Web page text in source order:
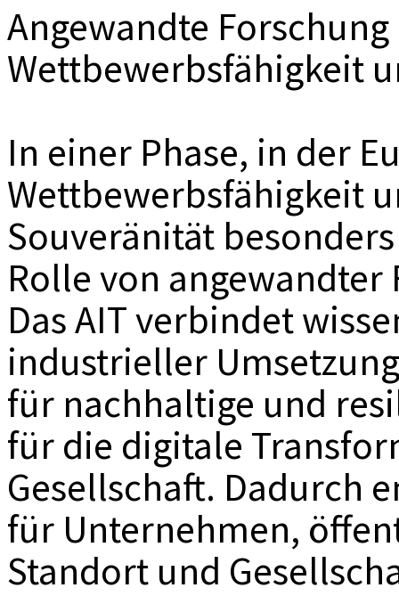
Angewandte
Wettbewerbsfähigkeit
In einer Phase, in der
Wettbewerbsfähigkeit
Souveränität
Rolle von
Das AIT verbindet
industrieller
für nachhaltige und
für die digitale
Gesellschaft. Dadurch
für Unternehmen,
Standort und